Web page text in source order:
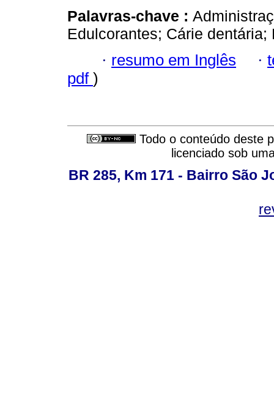
Palavras-chave :
Edulcorantes; Cárie dentária;
· resumo em Inglês ·
pdf )
Todo o conteúdo deste
licenciado sob
BR 285, Km 171 - Bairro São